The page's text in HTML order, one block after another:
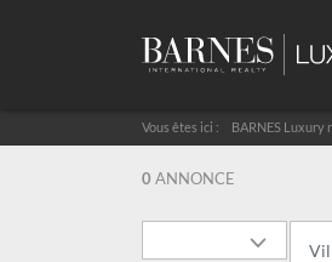
Vous êtes ici : BARNES Luxury
0 ANNONCE